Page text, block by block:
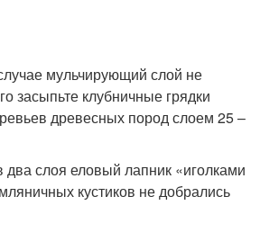
мульчирующий слой не
засыпьте клубничные грядки
древесных пород слоем 25 –
два слоя еловый лапник «иголками
кустиков не добрались